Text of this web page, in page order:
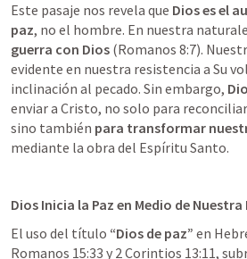
Este pasaje nos revela que Dios es el
paz, no el hombre. En nuestra
guerra con Dios (Romanos 8:7).
evidente en nuestra resistencia a Su
inclinación al pecado. Sin embargo,
enviar a Cristo, no solo para
sino también para transformar
mediante la obra del Espíritu Santo.
Dios Inicia la Paz en Medio de
El uso del título “Dios de paz” en
Romanos 15:33 y 2 Corintios 13:11,